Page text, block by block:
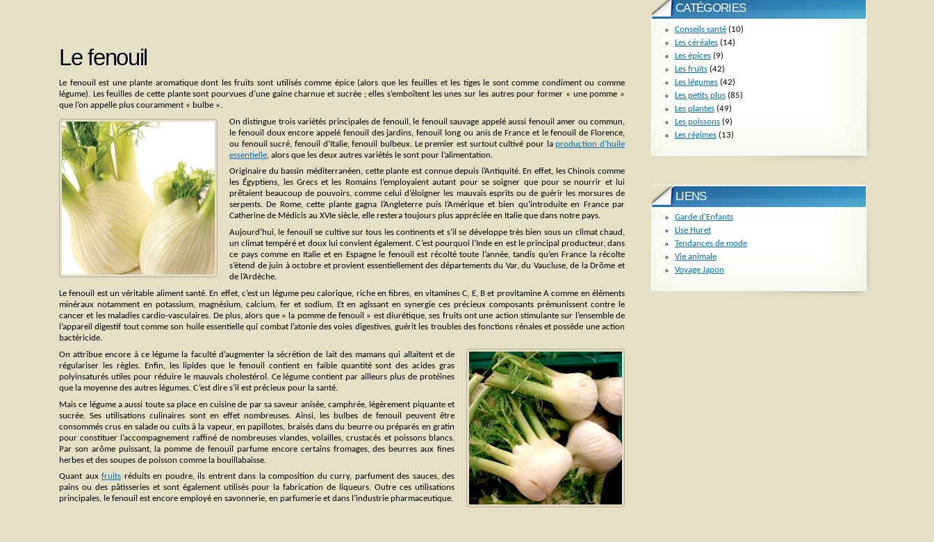
Le fenouil
Le fenouil est une plante aromatique dont les fruits sont utilisés comme épice (alors que les feuilles et les tiges le sont comme condiment ou comme
légume). Les feuilles de cette plante sont pourvues d’une gaine charnue et sucrée ; elles s’emboîtent les unes sur les autres pour former « une pomme »
que l’on appelle plus couramment « bulbe ».
On distingue trois variétés principales de fenouil, le fenouil sauvage appelé aussi fenouil amer ou commun,
le fenouil doux encore appelé fenouil des jardins, fenouil long ou anis de France et le fenouil de Florence,
ou fenouil sucré, fenouil d’Italie, fenouil bulbeux. Le premier est surtout cultivé pour laproduction d’huile
essentielle, alors que les deux autres variétés le sont pour l’alimentation.
Originaire du bassin méditerranéen, cette plante est connue depuis l’Antiquité. En effet, les Chinois comme
les Égyptiens, les Grecs et les Romains l’employaient autant pour se soigner que pour se nourrir et lui
prêtaient beaucoup de pouvoirs, comme celui d’éloigner les mauvais esprits ou de guérir les morsures de
serpents. De Rome, cette plante gagna l’Angleterre puis l’Amérique et bien qu’introduite en France par
Catherine de Médicis au XVIe siècle, elle restera toujours plus appréciée en Italie que dans notre pays.
Aujourd’hui, le fenouil se cultive sur tous les continents et s’il se développe très bien sous un climat chaud,
un climat tempéré et doux lui convient également. C’est pourquoi l’Inde en est le principal producteur, dans
ce pays comme en Italie et en Espagne le fenouil est récolté toute l’année, tandis qu’en France la récolte
s’étend de juin à octobre et provient essentiellement des départements du Var, du Vaucluse, de la Drôme et
de l’Ardèche.
Le fenouil est un véritable aliment santé. En effet, c’est un légume peu calorique, riche en fibres, en vitamines C, E, B et provitamine A comme en éléments
minéraux notamment en potassium, magnésium, calcium, fer et sodium. Et en agissant en synergie ces précieux composants prémunissent contre le
cancer et les maladies cardio-vasculaires. De plus, alors que « la pomme de fenouil » est diurétique, ses fruits ont une action stimulante sur l’ensemble de
l’appareil digestif tout comme son huile essentielle qui combat l’atonie des voies digestives, guérit les troubles des fonctions rénales et possède une action
bactéricide.
On attribue encore à ce légume la faculté d’augmenter la sécrétion de lait des mamans qui allaitent et de
régulariser les règles. Enfin, les lipides que le fenouil contient en faible quantité sont des acides gras
polyinsaturés utiles pour réduire le mauvais cholestérol. Ce légume contient par ailleurs plus de protéines
que la moyenne des autres légumes. C’est dire s’il est précieux pour la santé.
Mais ce légume a aussi toute sa place en cuisine de par sa saveur anisée, camphrée, légèrement piquante et
sucrée. Ses utilisations culinaires sont en effet nombreuses. Ainsi, les bulbes de fenouil peuvent être
consommés crus en salade ou cuits à la vapeur, en papillotes, braisés dans du beurre ou préparés en gratin
pour constituer l’accompagnement raffiné de nombreuses viandes, volailles, crustacés et poissons blancs.
Par son arôme puissant, la pomme de fenouil parfume encore certains fromages, des beurres aux fines
herbes et des soupes de poisson comme la bouillabaisse.
Quant aux fruits réduits en poudre, ils entrent dans la composition du curry, parfument des sauces, des
pains ou des pâtisseries et sont également utilisés pour la fabrication de liqueurs. Outre ces utilisations
principales, le fenouil est encore employé en savonnerie, en parfumerie et dans l’industrie pharmaceutique.
CATÉGORIES
Conseils santé(10)
Les céréales(14)
Les épices(9)
Les fruits(42)
Les légumes(42)
Les petits plus(85)
Les plantes(49)
Les poissons(9)
Les régimes(13)
LIENS
Garde d'Enfants
Lise Huret
Tendances de mode
Vie animale
Voyage Japon